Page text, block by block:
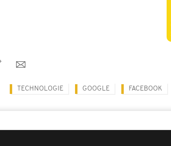
TECHNOLOGIE GOOGLE FACEBOOK